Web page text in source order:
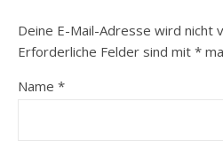
Deine E-Mail-Adresse wird nicht
Erforderliche Felder sind mit *
Name *